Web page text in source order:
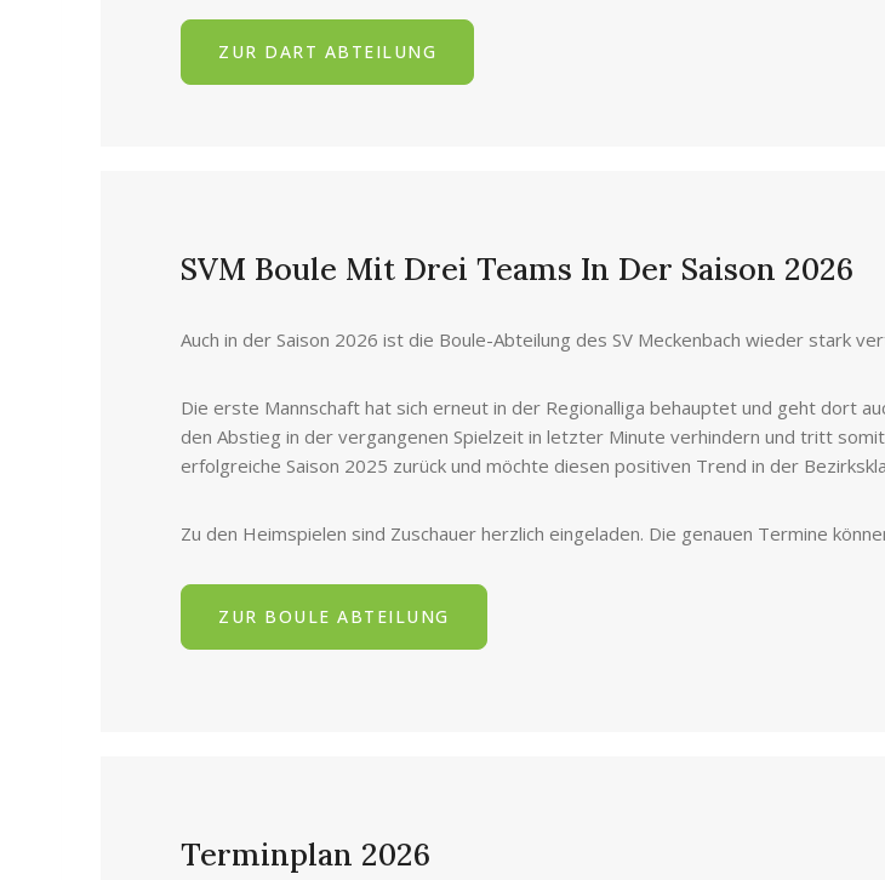
ZUR DART ABTEILUNG
SVM Boule Mit Drei Teams In Der Saison 2026
Auch in der Saison 2026 ist die Boule-Abteilung des SV Meckenbach wieder stark
Die erste Mannschaft hat sich erneut in der Regionalliga behauptet und geht dort
den Abstieg in der vergangenen Spielzeit in letzter Minute verhindern und tritt
erfolgreiche Saison 2025 zurück und möchte diesen positiven Trend in der
Zu den Heimspielen sind Zuschauer herzlich eingeladen. Die genauen Termine
ZUR BOULE ABTEILUNG
Terminplan 2026